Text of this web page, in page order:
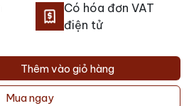
Có hóa đơn VAT
điện tử
Thêm vào giỏ hàng
Mua ngay